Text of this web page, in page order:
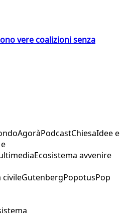
vere coalizioni senza
AgoràPodcastChiesaIdee e
Ecosistema avvenire
civileGutenbergPopotusPop